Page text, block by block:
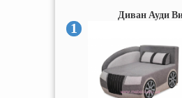
Диван Ауди
1